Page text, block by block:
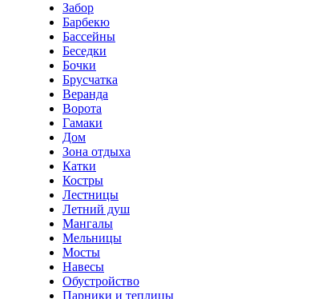
Забор
Барбекю
Бассейны
Беседки
Бочки
Брусчатка
Веранда
Ворота
Гамаки
Дом
Зона отдыха
Катки
Костры
Лестницы
Летний душ
Мангалы
Мельницы
Мосты
Навесы
Обустройство
Парники и теплицы